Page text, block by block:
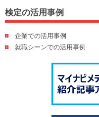
検定の活用事例
企業での活用事例
就職シーンでの活用事例